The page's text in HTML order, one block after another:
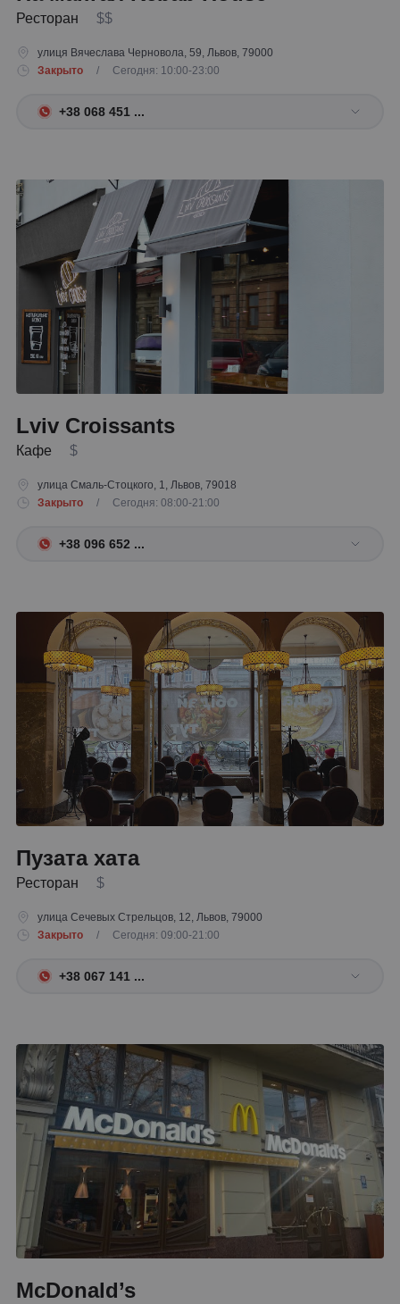
Ресторан $$
улиця Вячеслава Черновола, 59, Львов, 79000
Закрыто
/ Сегодня: 10:00-23:00
+38 068 451 ...
Lviv Croissants
Кафе $
улица Смаль-Стоцкого, 1, Львов, 79018
Закрыто
/ Сегодня: 08:00-21:00
+38 096 652 ...
Пузата хата
Ресторан $
улица Сечевых Стрельцов, 12, Львов, 79000
Закрыто
/ Сегодня: 09:00-21:00
+38 067 141 ...
McDonald’s